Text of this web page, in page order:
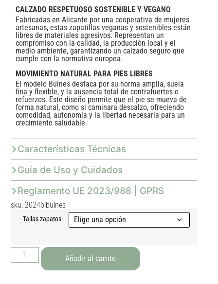
CALZADO RESPETUOSO SOSTENIBLE Y VEGANO
Fabricadas en Alicante por una cooperativa de mujeres
artesanas, estas zapatillas veganas y sostenibles están
libres de materiales agresivos. Representan un
compromiso con la calidad, la producción local y el
medio ambiente, garantizando un calzado seguro que
cumple con la normativa europea.
MOVIMIENTO NATURAL PARA PIES LIBRES
El modelo Bulnes destaca por su horma amplia, suela
fina y flexible, y la ausencia total de contrafuertes o
refuerzos. Este diseño permite que el pie se mueva de
forma natural, como si caminara descalzo, ofreciendo
comodidad, autonomía y la libertad necesaria para un
crecimiento saludable.
Características Técnicas
Guía de Uso y Cuidados
Reglamento UE 2023/988 | GPRS
sku: 2024blbulnes
Tallas zapatos
Añadir al carrito